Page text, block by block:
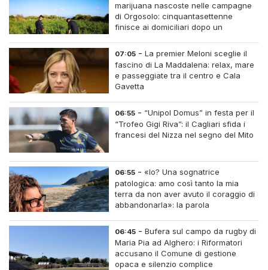
marijuana nascoste nelle campagne
di Orgosolo: cinquantasettenne
finisce ai domiciliari dopo un
07:05 -La premier Meloni sceglie il
fascino di La Maddalena: relax, mare
e passeggiate tra il centro e Cala
Gavetta
06:55 - “Unipol Domus” in festa per il
“Trofeo Gigi Riva”: il Cagliari sfida i
francesi del Nizza nel segno del Mito
06:55 - «Io? Una sognatrice
patologica: amo così tanto la mia
terra da non aver avuto il coraggio di
abbandonarla»: la parola
06:45 -Bufera sul campo da rugby di
Maria Pia ad Alghero: i Riformatori
accusano il Comune di gestione
opaca e silenzio complice